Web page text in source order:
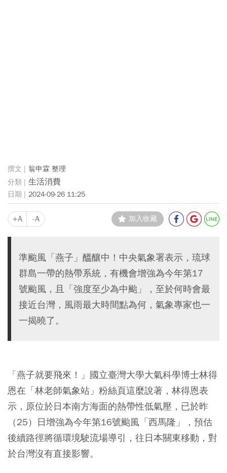
翁申霖 整理
生活消費
2024-09-26 11:25
+A -A 加入收藏
準颱風「燕子」醞釀中！中央氣象署表示，琉球
群島一帶的熱帶系統，有機會增強為今年第17
號颱風，且「強度至少為中颱」，至於何時會最
接近台灣，風雨最大時間點為何，氣象專家也一
一揭曉了。
「燕子就要飛來！」國立臺灣大學大氣科學博士林得
恩在「林老師氣象站」粉絲頁這麼說著，林得恩表
示，原位於日本南方海面的熱帶性低氣壓，已於昨
（25）日增強為今年第16號颱風「西馬隆」，預估
後續路徑將循環境駛流場導引，往日本關東移動，對
於台灣沒有直接影響。